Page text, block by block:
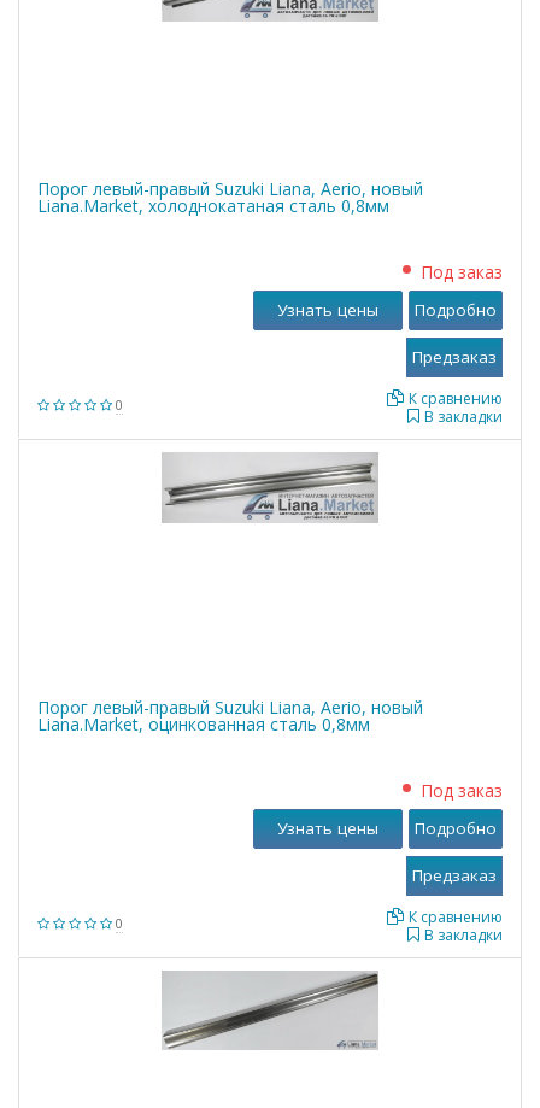
Порог левый-правый Suzuki Liana, Aerio, новый
Liana.Market, холоднокатаная сталь 0,8мм
0
Под заказ
В закладки
К сравнению
Узнать цены Подробно
Порог левый-правый Suzuki Liana, Aerio, новый
Liana.Market, оцинкованная сталь 0,8мм
0
Под заказ
В закладки
К сравнению
Узнать цены Подробно